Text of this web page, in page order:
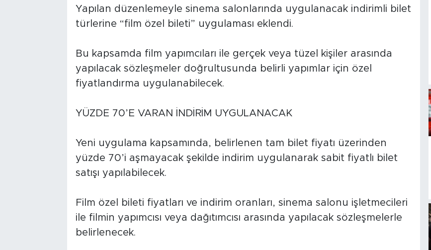
Yapılan düzenlemeyle sinema salonlarında uygulanacak indirimli bilet
türlerine “film özel bileti” uygulaması eklendi.
Bu kapsamda film yapımcıları ile gerçek veya tüzel kişiler arasında
yapılacak sözleşmeler doğrultusunda belirli yapımlar için özel
fiyatlandırma uygulanabilecek.
YÜZDE 70’E VARAN İNDİRİM UYGULANACAK
Yeni uygulama kapsamında, belirlenen tam bilet fiyatı üzerinden
yüzde 70’i aşmayacak şekilde indirim uygulanarak sabit fiyatlı bilet
satışı yapılabilecek.
Film özel bileti fiyatları ve indirim oranları, sinema salonu işletmecileri
ile filmin yapımcısı veya dağıtımcısı arasında yapılacak sözleşmelerle
belirlenecek.